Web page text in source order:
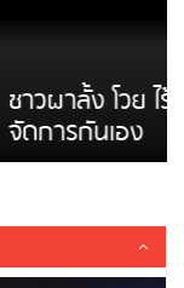
นสไลด์ ต้อง